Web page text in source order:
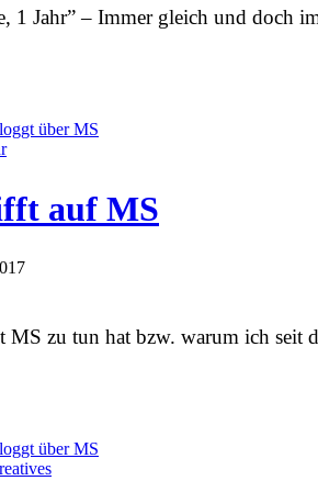
1 Jahr” – Immer gleich und doch
über MS
auf MS
MS zu tun hat bzw. warum ich seit
über MS